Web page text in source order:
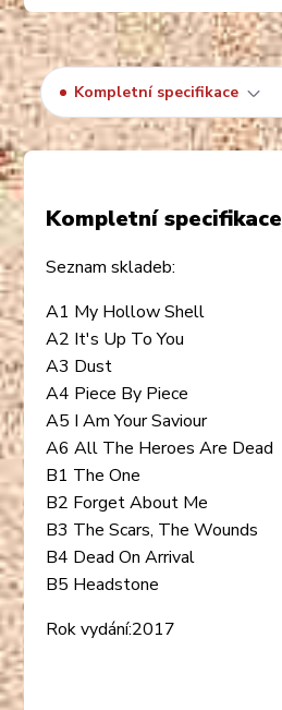
Kompletní specifikace
Kompletní specifikace
Seznam skladeb:
A1 My Hollow Shell
A2 It's Up To You
A3 Dust
A4 Piece By Piece
A5 I Am Your Saviour
A6 All The Heroes Are Dead
B1 The One
B2 Forget About Me
B3 The Scars, The Wounds
B4 Dead On Arrival
B5 Headstone
Rok vydání:2017